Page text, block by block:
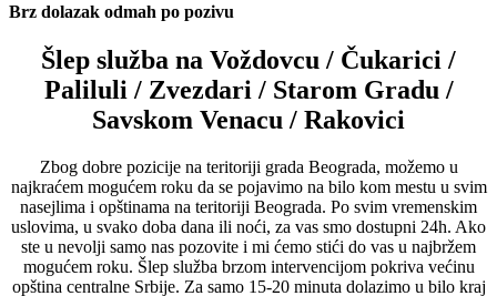
Brz dolazak odmah po pozivu
Šlep služba na Voždovcu / Čukarici /
Paliluli / Zvezdari / Starom Gradu /
Savskom Venacu / Rakovici
Zbog dobre pozicije na teritoriji grada Beograda, možemo u
najkraćem mogućem roku da se pojavimo na bilo kom mestu u svim
nasejlima i opštinama na teritoriji Beograda. Po svim vremenskim
uslovima, u svako doba dana ili noći, za vas smo dostupni 24h. Ako
ste u nevolji samo nas pozovite i mi ćemo stići do vas u najbržem
mogućem roku. Šlep služba brzom intervencijom pokriva većinu
opština centralne Srbije. Za samo 15-20 minuta dolazimo u bilo kraj